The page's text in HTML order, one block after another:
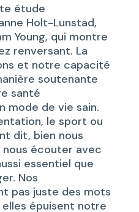
étude
Holt-Lunstad,
Young, qui montre
renversant. La
et notre capacité
soutenante
santé
mode de vie sain.
le sport ou
dit, bien nous
nous écouter avec
essentiel que
Nos
pas juste des mots
épuisent notre